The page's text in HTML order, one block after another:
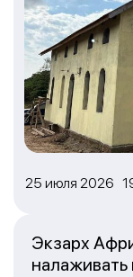
25 июля 2026
Экзарх